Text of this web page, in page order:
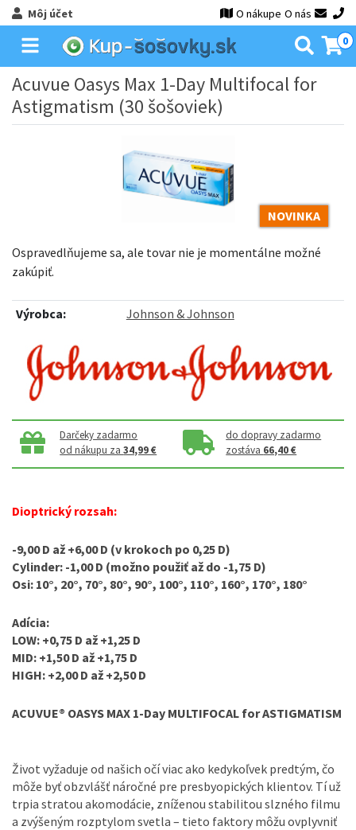
Môj účet O nákupe O nás
0
Acuvue Oasys Max 1-Day Multifocal for
Astigmatism (30 šošoviek)
NOVINKA
Ospravedlňujeme sa, ale tovar nie je momentálne možné
zakúpiť.
Výrobca: Johnson & Johnson
Darčeky zadarmo
od nákupu za34,99 €
do dopravy zadarmo
zostáva 66,40 €
Dioptrický rozsah:
-9,00 D až +6,00 D (v krokoch po 0,25 D)
Cylinder: -1,00 D (možno použiť až do -1,75 D)
Osi: 10°, 20°, 70°, 80°, 90°, 100°, 110°, 160°, 170°, 180°
Adícia:
LOW: +0,75 D až +1,25 D
MID: +1,50 D až +1,75 D
HIGH: +2,00 D až +2,50 D
ACUVUE® OASYS MAX 1-Day MULTIFOCAL for ASTIGMATISM
Život vyžaduje od našich očí viac ako kedykoľvek predtým, čo
môže byť obzvlášť náročné pre presbyopických klientov. Tí už
trpia stratou akomodácie, zníženou stabilitou slzného filmu
a zvýšeným rozptylom svetla – tieto faktory môžu ovplyvniť